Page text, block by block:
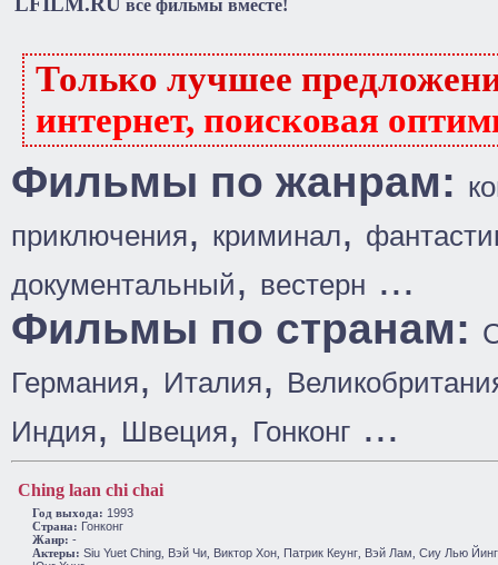
все фильмы вместе!
Только лучшее
интернет, поисковая
Фильмы по жанрам:
приключения, криминал,
документальный, вестерн ...
Фильмы по странам:
Германия, Италия,
Индия, Швеция, Гонконг ...
Ching laan chi chai
Год выхода: 1993
Cтрана: Гонконг
Жанр: -
Актеры: Siu Yuet Ching Вэй Чи Виктор Хон Патрик Кеунг Вэй Лам Сиу Лью Йинг